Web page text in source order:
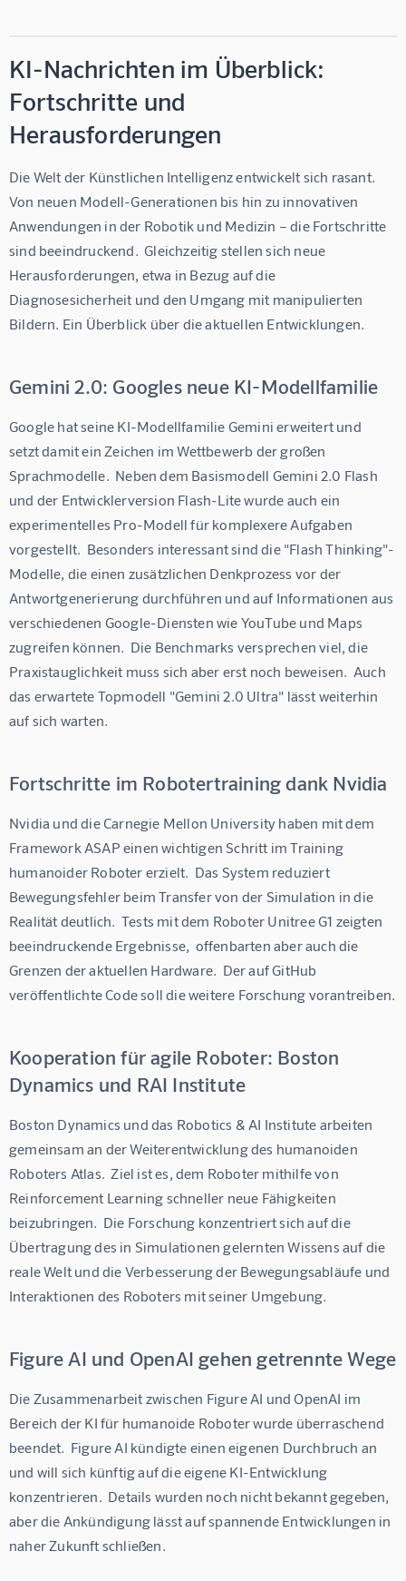
KI-Nachrichten im Überblick:
Fortschritte und
Herausforderungen
Die Welt der Künstlichen Intelligenz entwickelt sich rasant.
Von neuen Modell-Generationen bis hin zu innovativen
Anwendungen in der Robotik und Medizin – die Fortschritte
sind beeindruckend.  Gleichzeitig stellen sich neue
Herausforderungen, etwa in Bezug auf die
Diagnosesicherheit und den Umgang mit manipulierten
Bildern. Ein Überblick über die aktuellen Entwicklungen.
Gemini 2.0: Googles neue KI-Modellfamilie
Google hat seine KI-Modellfamilie Gemini erweitert und
setzt damit ein Zeichen im Wettbewerb der großen
Sprachmodelle.  Neben dem Basismodell Gemini 2.0 Flash
und der Entwicklerversion Flash-Lite wurde auch ein
experimentelles Pro-Modell für komplexere Aufgaben
vorgestellt.  Besonders interessant sind die "Flash Thinking"-
Modelle, die einen zusätzlichen Denkprozess vor der
Antwortgenerierung durchführen und auf Informationen aus
verschiedenen Google-Diensten wie YouTube und Maps
zugreifen können.  Die Benchmarks versprechen viel, die
Praxistauglichkeit muss sich aber erst noch beweisen.  Auch
das erwartete Topmodell "Gemini 2.0 Ultra" lässt weiterhin
auf sich warten.
Fortschritte im Robotertraining dank Nvidia
Nvidia und die Carnegie Mellon University haben mit dem
Framework ASAP einen wichtigen Schritt im Training
humanoider Roboter erzielt.  Das System reduziert
Bewegungsfehler beim Transfer von der Simulation in die
Realität deutlich.  Tests mit dem Roboter Unitree G1 zeigten
beeindruckende Ergebnisse,  offenbarten aber auch die
Grenzen der aktuellen Hardware.  Der auf GitHub
veröffentlichte Code soll die weitere Forschung vorantreiben.
Kooperation für agile Roboter: Boston
Dynamics und RAI Institute
Boston Dynamics und das Robotics & AI Institute arbeiten
gemeinsam an der Weiterentwicklung des humanoiden
Roboters Atlas.  Ziel ist es, dem Roboter mithilfe von
Reinforcement Learning schneller neue Fähigkeiten
beizubringen.  Die Forschung konzentriert sich auf die
Übertragung des in Simulationen gelernten Wissens auf die
reale Welt und die Verbesserung der Bewegungsabläufe und
Interaktionen des Roboters mit seiner Umgebung.
Figure AI und OpenAI gehen getrennte Wege
Die Zusammenarbeit zwischen Figure AI und OpenAI im
Bereich der KI für humanoide Roboter wurde überraschend
beendet.  Figure AI kündigte einen eigenen Durchbruch an
und will sich künftig auf die eigene KI-Entwicklung
konzentrieren.  Details wurden noch nicht bekannt gegeben,
aber die Ankündigung lässt auf spannende Entwicklungen in
naher Zukunft schließen.